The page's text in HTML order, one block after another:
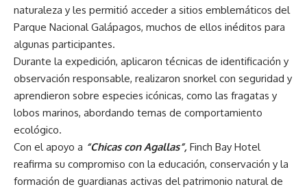
naturaleza y les permitió acceder a sitios emblemáticos del
Parque Nacional Galápagos, muchos de ellos inéditos para
algunas participantes.
Durante la expedición, aplicaron técnicas de identificación y
observación responsable, realizaron snorkel con seguridad y
aprendieron sobre especies icónicas, como las fragatas y
lobos marinos, abordando temas de comportamiento
ecológico.
Con el apoyo a “Chicas con Agallas”, Finch Bay Hotel
reafirma su compromiso con la educación, conservación y la
formación de guardianas activas del patrimonio natural de